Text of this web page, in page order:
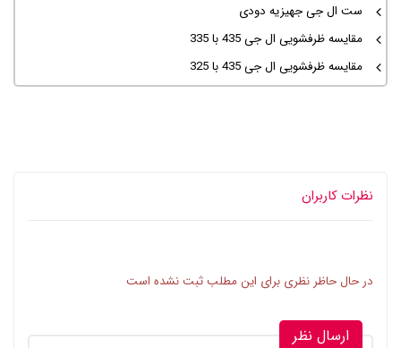
ست ال جی جهیزیه دودی
مقایسه ظرفشویی ال جی 435 با 335
مقایسه ظرفشویی ال جی 435 با 325
نظرات کاربران
در حال حاظر نظری برای این مطلب ثبت نشده است
ارسال نظر